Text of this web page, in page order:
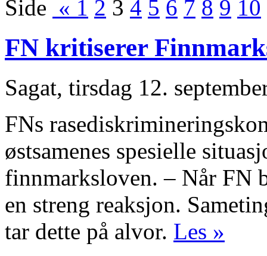
Side « 1 2 3 4 5 6 7 8 9 10
FN kritiserer
Sagat, tirsdag 12.
FNs
østsamenes spesielle
finnmarksloven. – Når FN
en streng reaksjon.
tar dette på alvor. Les »